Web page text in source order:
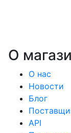
О
О нас
Новости
Блог
API